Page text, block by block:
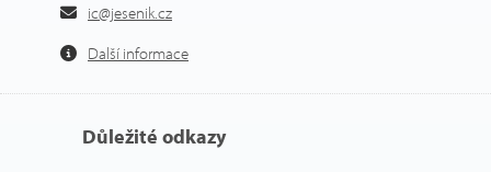
ic@jesenik.cz
Další informace
Důležité odkazy